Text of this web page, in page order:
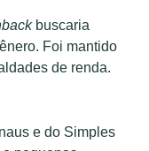
buscaria
Foi mantido
de renda.
e do Simples